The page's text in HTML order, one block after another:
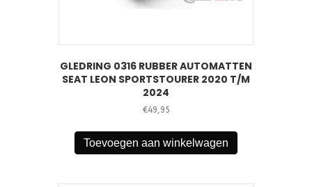
GLEDRING 0316 RUBBER AUTOMATTEN
SEAT LEON SPORTSTOURER 2020 T/M
2024
€49,95
Toevoegen aan winkelwagen